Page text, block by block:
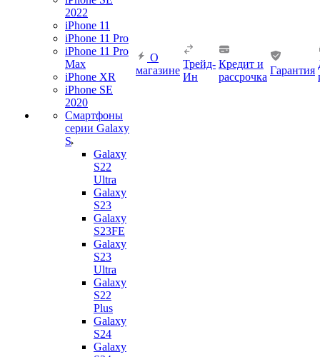
2022
iPhone 11
iPhone 11 Pro
iPhone 11 Pro
Max
iPhone XR
iPhone SE
2020
Смартфоны
серии Galaxy
S
Galaxy
S22
Ultra
Galaxy
S23
Galaxy
S23FE
Galaxy
S23
Ultra
Galaxy
S22
Plus
Galaxy
S24
Galaxy
О
магазине
Трейд-
Ин
Кредит и
рассрочка
Гарантия